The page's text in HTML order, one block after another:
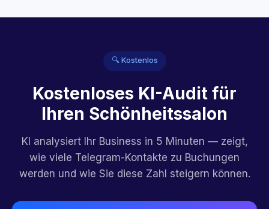
🔍 Kostenlos
Kostenloses KI-Audit für
Ihren Schönheitssalon
KI analysiert Ihr Business in 5 Minuten — zeigt,
wie viele Telegram-Kontakte zu Buchungen
werden und wie Sie diese Zahl steigern können.